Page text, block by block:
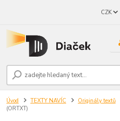
CZK
Úvod TEXTY NAVÍC Originály textů
(ORTXT)